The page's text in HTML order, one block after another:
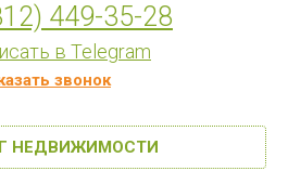
449-35-28
в Telegram
звонок
НЕДВИЖИМОСТИ